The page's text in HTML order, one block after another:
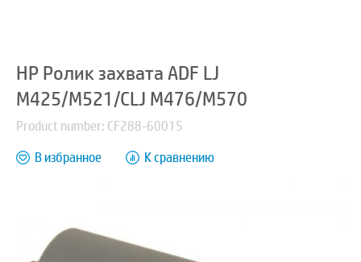
HP Ролик захвата ADF LJ
M425/M521/CLJ M476/M570
Product number: CF288-60015
В избранное
К сравнению